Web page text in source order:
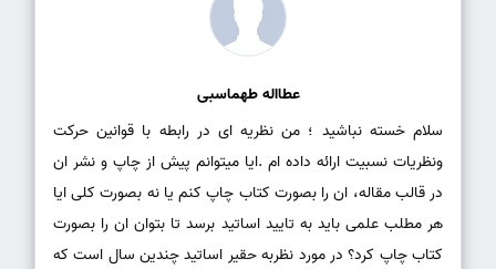
عطااله طهماسبی
سلام خسته نباشید ؛ من نظریه ای در رابطه با قوانین حرکت
ونظریات نسبیت ارائه داده ام .ایا میتوانم پیش از چاپ و نشر ان
در قالب مقاله، ان را بصورت کتاب چاپ کنم یا نه بصورت کلی ایا
هر مطلب علمی باید به تایید اساتید برسد تا بتوان ان را بصورت
کتاب چاپ کرد؟ در مورد نظربه حقیر اساتید چندین سال است که